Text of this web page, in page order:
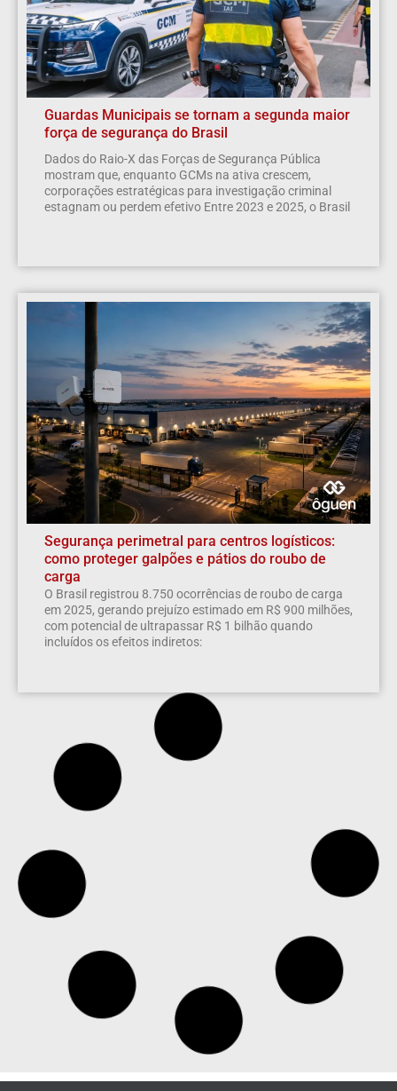
Guardas Municipais se tornam a segunda maior
força de segurança do Brasil
Dados do Raio-X das Forças de Segurança Pública
mostram que, enquanto GCMs na ativa crescem,
corporações estratégicas para investigação criminal
estagnam ou perdem efetivo Entre 2023 e 2025, o Brasil
Segurança perimetral para centros logísticos:
como proteger galpões e pátios do roubo de
carga
O Brasil registrou 8.750 ocorrências de roubo de carga
em 2025, gerando prejuízo estimado em R$ 900 milhões,
com potencial de ultrapassar R$ 1 bilhão quando
incluídos os efeitos indiretos: